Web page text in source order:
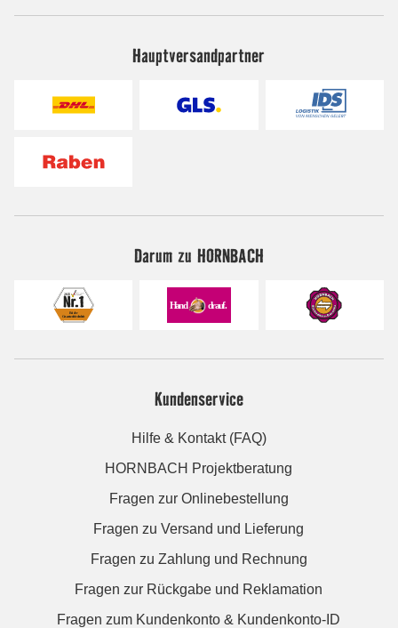
Hauptversandpartner
Darum zu HORNBACH
Kundenservice
Hilfe & Kontakt (FAQ)
HORNBACH Projektberatung
Fragen zur Onlinebestellung
Fragen zu Versand und Lieferung
Fragen zu Zahlung und Rechnung
Fragen zur Rückgabe und Reklamation
Fragen zum Kundenkonto & Kundenkonto-ID